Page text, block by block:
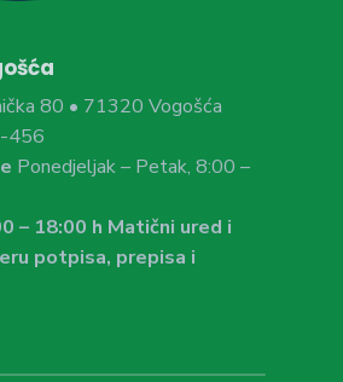
80 • 71320 Vogošća
456
Ponedjeljak – Petak, 8:00 –
– 18:00 h Matični ured i
potpisa, prepisa i